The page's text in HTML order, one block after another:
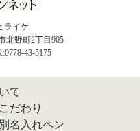
ライケ
北野町2丁目905
43-5175
て
だわり
名入れペン